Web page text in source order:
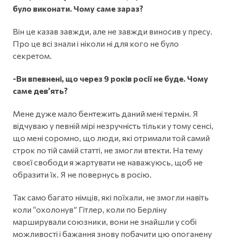
було виконати. Чому саме зараз?
Він це казав завжди, але не завжди виносив у пресу.
Про це всі знали і ніколи ні для кого не було
секретом.
-Ви впевнені, що через 9 років росії не буде. Чому
саме дев’ять?
Мене дуже мало бентежить даний мені термін. Я
відчуваю у певній мірі незручність тільки у тому сенсі,
що мені соромно, що люди, які отримали той самий
строк по тій самій статті, не змогли втекти. На тему
своєї свободи я жартувати не наважуюсь, щоб не
образити їх. Я не повернусь в росію.
Так само багато німців, які поїхали, не змогли навіть
коли “охолонув” Гітлер, коли по Берліну
марширували союзники, вони не знайшли у собі
можливості і бажання знову побачити цю опоганену